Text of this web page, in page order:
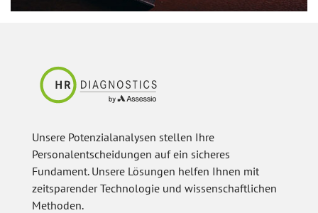
Unsere Potenzialanalysen stellen Ihre
Personalentscheidungen auf ein sicheres
Fundament. Unsere Lösungen helfen Ihnen mit
zeitsparender Technologie und wissenschaftlichen
Methoden.